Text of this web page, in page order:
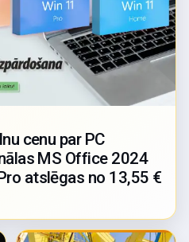
cenu par PC
MS Office 2024
atslēgas no 13,55 €